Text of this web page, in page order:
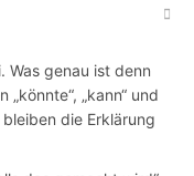
Was genau ist denn
„kann“ und
die Erklärung